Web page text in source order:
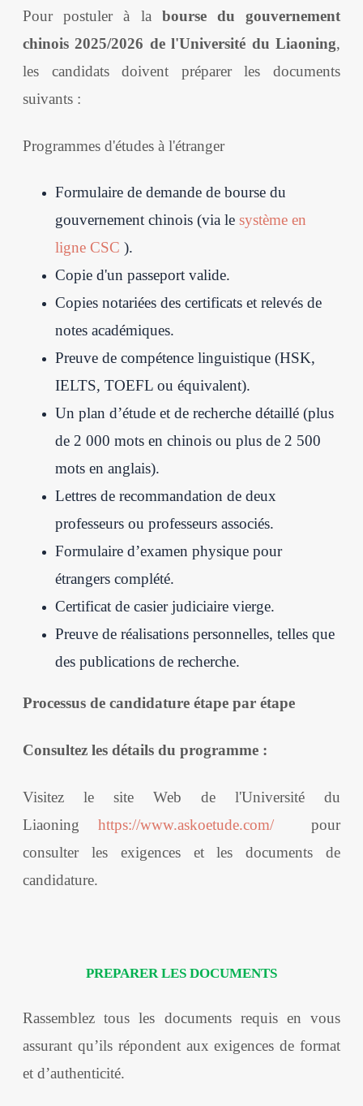
Pour postuler à la bourse du gouvernement
chinois 2025/2026 de l'Université du Liaoning,
les candidats doivent préparer les documents
suivants :
Programmes d'études à l'étranger
Formulaire de demande de bourse du
gouvernement chinois (via le système en
ligne CSC ).
Copie d'un passeport valide.
Copies notariées des certificats et relevés de
notes académiques.
Preuve de compétence linguistique (HSK,
IELTS, TOEFL ou équivalent).
Un plan d’étude et de recherche détaillé (plus
de 2 000 mots en chinois ou plus de 2 500
mots en anglais).
Lettres de recommandation de deux
professeurs ou professeurs associés.
Formulaire d’examen physique pour
étrangers complété.
Certificat de casier judiciaire vierge.
Preuve de réalisations personnelles, telles que
des publications de recherche.
Processus de candidature étape par étape
Consultez les détails du programme :
Visitez le site Web de l'Université du
Liaoning https://www.askoetude.com/ pour
consulter les exigences et les documents de
candidature.
PREPARER LES DOCUMENTS
Rassemblez tous les documents requis en vous
assurant qu’ils répondent aux exigences de format
et d’authenticité.